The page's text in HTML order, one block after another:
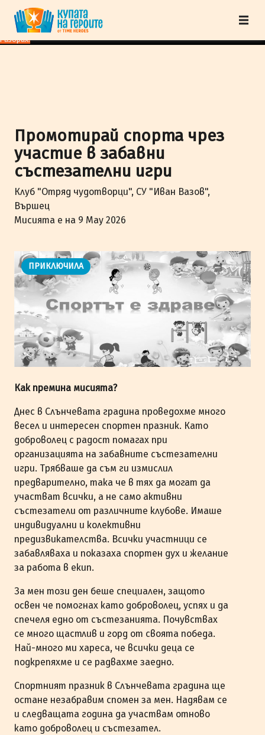
"Купата на героите" от TimeHeroes ползва cookies, за да осигурим по-
добро представяне на сайта и да подобрим Вашето преживяване.Научи
повече
Разбрах!
Промотирай спорта чрез
участие в забавни
състезателни игри
Клуб "Отряд чудотворци", СУ "Иван Вазов",
Вършец
Мисията е на 9 May 2026
ПРИКЛЮЧИЛА
Как премина мисията?
Днес в Слънчевата градина проведохме много
весел и интересен спортен празник. Като
доброволец с радост помагах при
организацията на забавните състезателни
игри. Трябваше да съм ги измислил
предварително, така че в тях да могат да
участват всички, а не само активни
състезатели от различните клубове. Имаше
индивидуални и колективни
предизвикателства. Всички участници се
забавляваха и показаха спортен дух и желание
за работа в екип.
За мен този ден беше специален, защото
освен че помогнах като доброволец, успях и да
спечеля едно от състезанията. Почувствах
се много щастлив и горд от своята победа.
Най-много ми хареса, че всички деца се
подкрепяхме и се радвахме заедно.
Спортният празник в Слънчевата градина ще
остане незабравим спомен за мен. Надявам се
и следващата година да участвам отново
като доброволец и състезател.